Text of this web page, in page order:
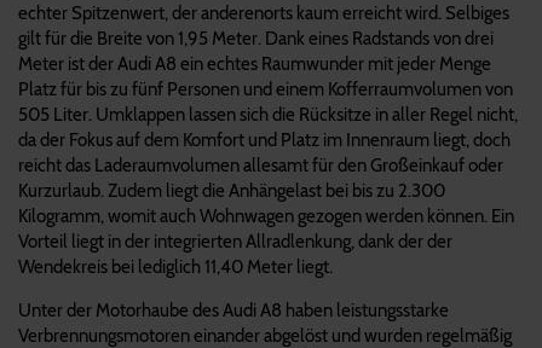
echter Spitzenwert, der anderenorts kaum erreicht wird. Selbiges
gilt für die Breite von 1,95 Meter. Dank eines Radstands von drei
Meter ist der Audi A8 ein echtes Raumwunder mit jeder Menge
Platz für bis zu fünf Personen und einem Kofferraumvolumen von
505 Liter. Umklappen lassen sich die Rücksitze in aller Regel nicht,
da der Fokus auf dem Komfort und Platz im Innenraum liegt, doch
reicht das Laderaumvolumen allesamt für den Großeinkauf oder
Kurzurlaub. Zudem liegt die Anhängelast bei bis zu 2.300
Kilogramm, womit auch Wohnwagen gezogen werden können. Ein
Vorteil liegt in der integrierten Allradlenkung, dank der der
Wendekreis bei lediglich 11,40 Meter liegt.
Unter der Motorhaube des Audi A8 haben leistungsstarke
Verbrennungsmotoren einander abgelöst und wurden regelmäßig